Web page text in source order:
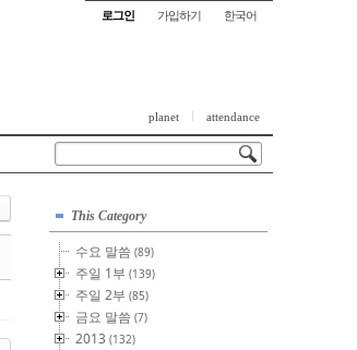
로그인 가입하기 한국어
planet attendance
This Category
수요 말씀 (89)
주일 1부 (139)
주일 2부 (85)
금요 말씀 (7)
2013 (132)